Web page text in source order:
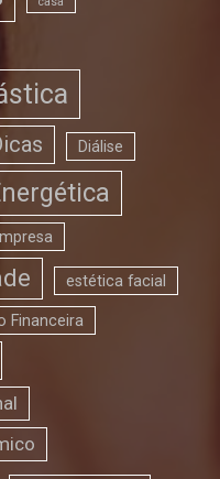
Diálise
estética facial
Financeira